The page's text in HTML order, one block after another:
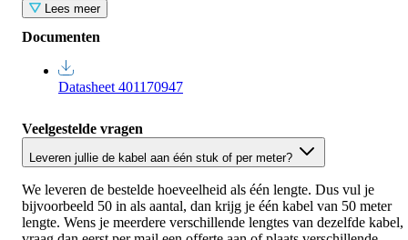
Lees meer
Documenten
Datasheet 401170947
Veelgestelde vragen
Leveren jullie de kabel aan één stuk of per meter?
We leveren de bestelde hoeveelheid als één lengte. Dus vul je
bijvoorbeeld 50 in als aantal, dan krijg je één kabel van 50 meter
lengte. Wens je meerdere verschillende lengtes van dezelfde kabel,